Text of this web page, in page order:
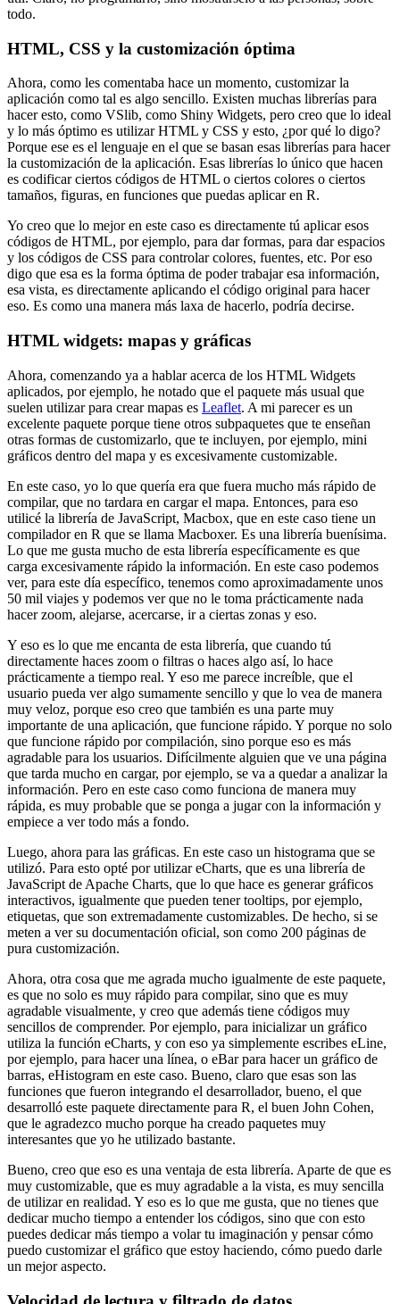
todo.
HTML, CSS y la customización óptima
Ahora, como les comentaba hace un momento, customizar la
aplicación como tal es algo sencillo. Existen muchas librerías para
hacer esto, como VSlib, como Shiny Widgets, pero creo que lo ideal
y lo más óptimo es utilizar HTML y CSS y esto, ¿por qué lo digo?
Porque ese es el lenguaje en el que se basan esas librerías para hacer
la customización de la aplicación. Esas librerías lo único que hacen
es codificar ciertos códigos de HTML o ciertos colores o ciertos
tamaños, figuras, en funciones que puedas aplicar en R.
Yo creo que lo mejor en este caso es directamente tú aplicar esos
códigos de HTML, por ejemplo, para dar formas, para dar espacios
y los códigos de CSS para controlar colores, fuentes, etc. Por eso
digo que esa es la forma óptima de poder trabajar esa información,
esa vista, es directamente aplicando el código original para hacer
eso. Es como una manera más laxa de hacerlo, podría decirse.
HTML widgets: mapas y gráficas
Ahora, comenzando ya a hablar acerca de los HTML Widgets
aplicados, por ejemplo, he notado que el paquete más usual que
suelen utilizar para crear mapas es Leaflet. A mi parecer es un
excelente paquete porque tiene otros subpaquetes que te enseñan
otras formas de customizarlo, que te incluyen, por ejemplo, mini
gráficos dentro del mapa y es excesivamente customizable.
En este caso, yo lo que quería era que fuera mucho más rápido de
compilar, que no tardara en cargar el mapa. Entonces, para eso
utilicé la librería de JavaScript, Macbox, que en este caso tiene un
compilador en R que se llama Macboxer. Es una librería buenísima.
Lo que me gusta mucho de esta librería específicamente es que
carga excesivamente rápido la información. En este caso podemos
ver, para este día específico, tenemos como aproximadamente unos
50 mil viajes y podemos ver que no le toma prácticamente nada
hacer zoom, alejarse, acercarse, ir a ciertas zonas y eso.
Y eso es lo que me encanta de esta librería, que cuando tú
directamente haces zoom o filtras o haces algo así, lo hace
prácticamente a tiempo real. Y eso me parece increíble, que el
usuario pueda ver algo sumamente sencillo y que lo vea de manera
muy veloz, porque eso creo que también es una parte muy
importante de una aplicación, que funcione rápido. Y porque no solo
que funcione rápido por compilación, sino porque eso es más
agradable para los usuarios. Difícilmente alguien que ve una página
que tarda mucho en cargar, por ejemplo, se va a quedar a analizar la
información. Pero en este caso como funciona de manera muy
rápida, es muy probable que se ponga a jugar con la información y
empiece a ver todo más a fondo.
Luego, ahora para las gráficas. En este caso un histograma que se
utilizó. Para esto opté por utilizar eCharts, que es una librería de
JavaScript de Apache Charts, que lo que hace es generar gráficos
interactivos, igualmente que pueden tener tooltips, por ejemplo,
etiquetas, que son extremadamente customizables. De hecho, si se
meten a ver su documentación oficial, son como 200 páginas de
pura customización.
Ahora, otra cosa que me agrada mucho igualmente de este paquete,
es que no solo es muy rápido para compilar, sino que es muy
agradable visualmente, y creo que además tiene códigos muy
sencillos de comprender. Por ejemplo, para inicializar un gráfico
utiliza la función eCharts, y con eso ya simplemente escribes eLine,
por ejemplo, para hacer una línea, o eBar para hacer un gráfico de
barras, eHistogram en este caso. Bueno, claro que esas son las
funciones que fueron integrando el desarrollador, bueno, el que
desarrolló este paquete directamente para R, el buen John Cohen,
que le agradezco mucho porque ha creado paquetes muy
interesantes que yo he utilizado bastante.
Bueno, creo que eso es una ventaja de esta librería. Aparte de que es
muy customizable, que es muy agradable a la vista, es muy sencilla
de utilizar en realidad. Y eso es lo que me gusta, que no tienes que
dedicar mucho tiempo a entender los códigos, sino que con esto
puedes dedicar más tiempo a volar tu imaginación y pensar cómo
puedo customizar el gráfico que estoy haciendo, cómo puedo darle
un mejor aspecto.